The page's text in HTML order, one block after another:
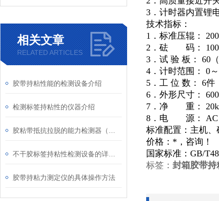
相关文章
RELATED ARTICLES
胶带持粘性能的检测设备介绍
检测标签持粘性的仪器介绍
胶带持粘力测定仪的具体操作方法
3．计时器内置锂
技术指标：
1．标准压辊：
2．砝 码：
3．试 验 板： 60 （
4．计时范围： 0
5．工 位 数： 6件
6．外形尺寸：
7．净 重：
8．电 源： AC
标准配置：主机
价格：*，咨询！
国家标准：GB/
标签： 封箱胶带